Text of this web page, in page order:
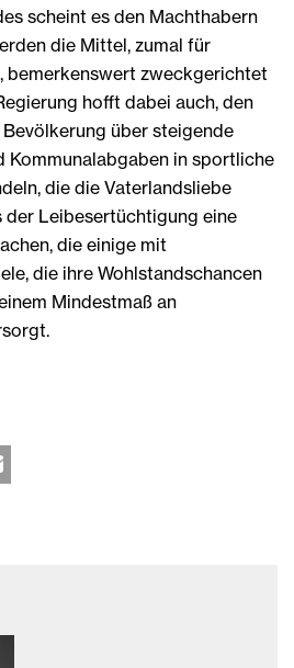
scheint es den Machthabern
die Mittel, zumal für
bemerkenswert zweckgerichtet
hofft dabei auch, den
über steigende
Kommunalabgaben in sportliche
die die Vaterlandsliebe
der Leibesertüchtigung eine
die einige mit
die ihre Wohlstandschancen
Mindestmaß an